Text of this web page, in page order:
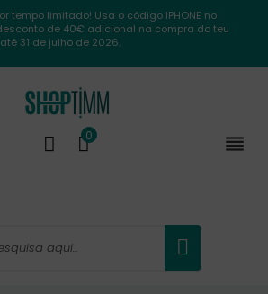
tempo limitado! Usa o código IPHONE no
de 40€ adicional na compra do teu
até 31 de julho de 2026.

0